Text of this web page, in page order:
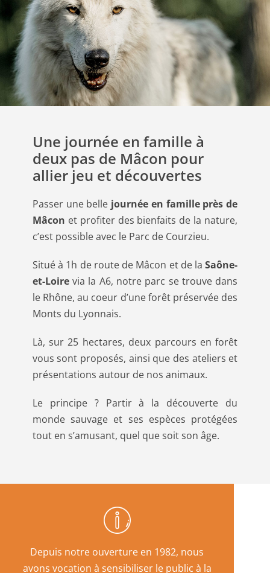
Une journée en famille à
deux pas de Mâcon pour
allier jeu et découvertes
Passer une belle journée en famille près de
Mâcon et profiter des bienfaits de la nature,
c’est possible avec le Parc de Courzieu.
Situé à 1h de route de Mâcon et de laSaône-
et-Loirevia la A6, notre parc se trouve dans
le Rhône, au coeur d’une forêt préservée des
Monts du Lyonnais.
Là, sur 25 hectares, deux parcours en forêt
vous sont proposés, ainsi que des ateliers et
présentations autour de nos animaux.
Le principe ? Partir à la découverte du
monde sauvage et ses espèces protégées
tout en s’amusant, quel que soit son âge.
Depuis notre ouverture en 1982, nous
avons vocation à sensibiliser le public à la